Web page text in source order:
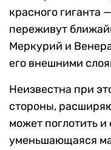
красного гиганта
переживут
Меркурий и
его внешними
Неизвестна при
стороны,
может поглотить и
уменьшающаяся